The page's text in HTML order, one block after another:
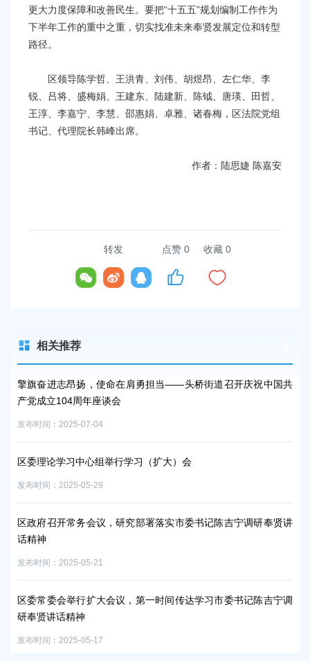
更大力度保障和改善民生。要把“十五五”规划编制工作作为
下半年工作的重中之重，切实找准未来奉贤发展定位和转型
路径。
区领导陈学哲、王洪青、刘伟、胡煜昂、左仁华、李
锐、吕将、盛梅娟、王建东、陆建新、陈钺、唐瑛、田哲、
王淳、李嘉宁、李慧、邵惠娟、卓雅、诸春梅，区法院党组
书记、代理院长韩峰出席。
作者：陆思婕 陈嘉安
转发 点赞 0 收藏 0
相关推荐
擎旗奋进志昂扬，使命在肩勇担当——头桥街道召开庆祝中国共
产党成立104周年座谈会
发布时间：2025-07-04
区委理论学习中心组举行学习（扩大）会
发布时间：2025-05-29
区政府召开常务会议，研究部署落实市委书记陈吉宁调研奉贤讲
话精神
发布时间：2025-05-21
区委常委会举行扩大会议，第一时间传达学习市委书记陈吉宁调
研奉贤讲话精神
发布时间：2025-05-17